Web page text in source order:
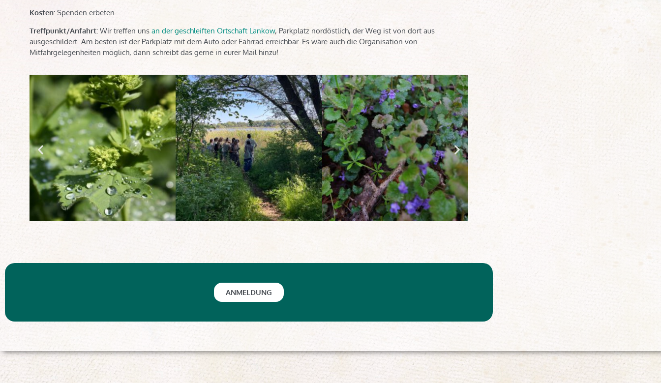
Kosten: Spenden erbeten
Treffpunkt/Anfahrt: Wir treffen uns an der geschleiften Ortschaft Lankow, Parkplatz nordöstlich, der Weg ist von dort aus
ausgeschildert. Am besten ist der Parkplatz mit dem Auto oder Fahrrad erreichbar. Es wäre auch die Organisation von
Mitfahrgelegenheiten möglich, dann schreibt das gerne in eurer Mail hinzu!
ANMELDUNG